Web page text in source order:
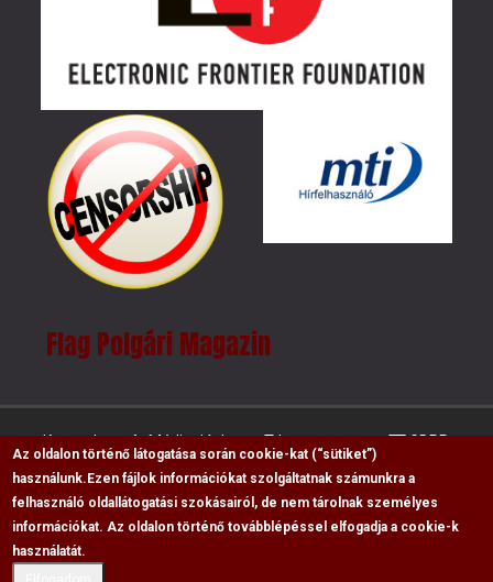
Flag Polgári Magazin
Kapcsolat Médiaajánlat Impresszum GDPR
RSS
Copyright © 2009-2026, Flag Polgári Magazin saját
Az oldalon történő látogatása során cookie-kat (“sütiket”)
használunk. Ezen fájlok információkat szolgáltatnak számunkra a
felhasználó oldallátogatási szokásairól, de nem tárolnak személyes
információkat. Az oldalon történő továbblépéssel elfogadja a cookie-k
használatát.